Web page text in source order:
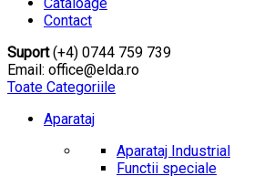
Contact
Suport(+4) 0744 759 739
Email: office@elda.ro
Toate Categoriile
Aparataj
Aparataj Industrial
Functii speciale